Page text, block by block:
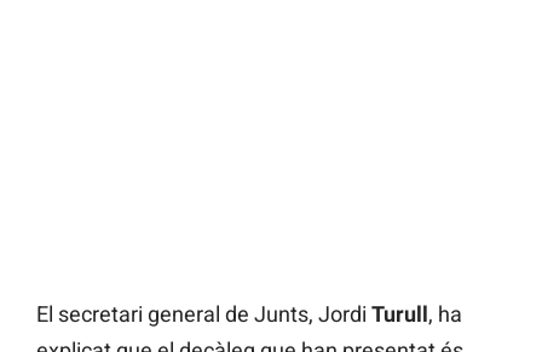
El secretari general de Junts, Jordi Turull, ha